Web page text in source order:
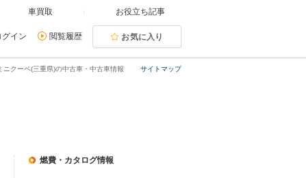
車買取 お役立ち記事
グイン 閲覧履歴 お気に入り
サイトマップ
ニクーペ(三重県)の中古車・中古車情報
燃費・カタログ情報